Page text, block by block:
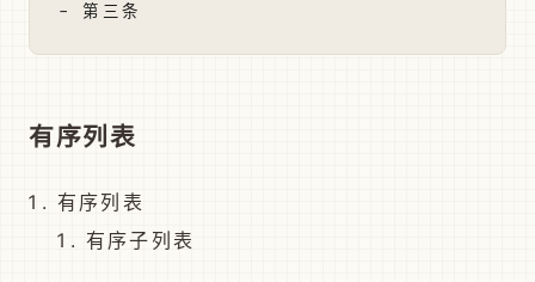
有序列表
有序列表
有序子列表